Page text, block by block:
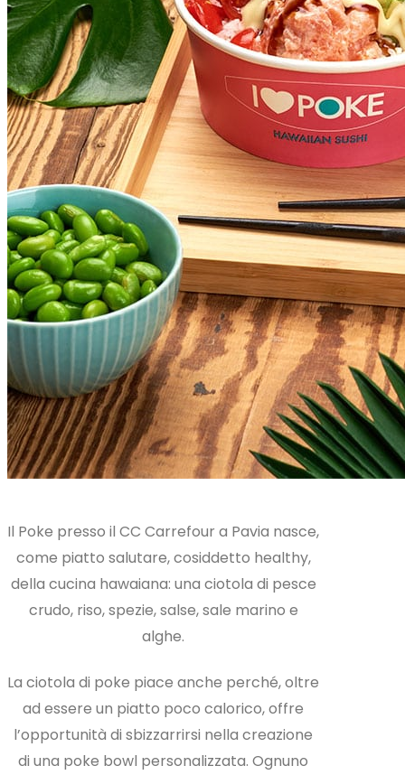
Il Poke presso il CC Carrefour a Pavia nasce,
come piatto salutare, cosiddetto healthy,
della cucina hawaiana: una ciotola di pesce
crudo, riso, spezie, salse, sale marino e
alghe.
La ciotola di poke piace anche perché, oltre
ad essere un piatto poco calorico, offre
l’opportunità di sbizzarrirsi nella creazione
di una poke bowl personalizzata. Ognuno